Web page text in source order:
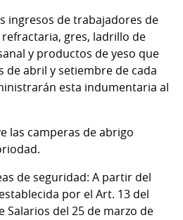
ingresos de trabajadores de
gres, ladrillo de
y productos de yeso que
de abril y setiembre de cada
esta indumentaria al
las camperas de abrigo
de seguridad: A partir del
por el Art. 13 del
Salarios del 25 de marzo de